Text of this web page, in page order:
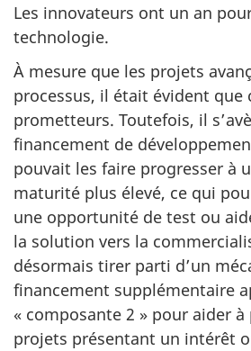
Les innovateurs ont un an
technologie.
À mesure que les projets
processus, il était évident que
prometteurs. Toutefois, il
financement de
pouvait les faire progresser à
maturité plus élevé, ce qui
une opportunité de test ou
la solution vers la
désormais tirer parti d’un
financement supplémentaire
« composante 2 » pour aider à
projets présentant un intérêt